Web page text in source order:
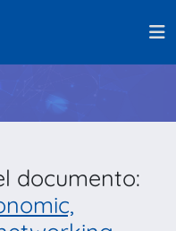
documento: